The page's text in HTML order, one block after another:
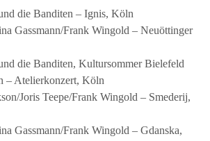
die Banditen – Ignis, Köln
Gassmann/Frank Wingold – Neuöttinger
die Banditen, Kultursommer Bielefeld
– Atelierkonzert, Köln
Joris Teepe/Frank Wingold – Smederij,
Gassmann/Frank Wingold – Gdanska,